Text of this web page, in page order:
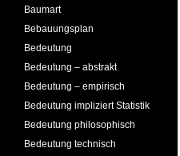
Baumart
Bebauungsplan
Bedeutung
Bedeutung – abstrakt
Bedeutung – empirisch
Bedeutung impliziert Statistik
Bedeutung philosophisch
Bedeutung technisch